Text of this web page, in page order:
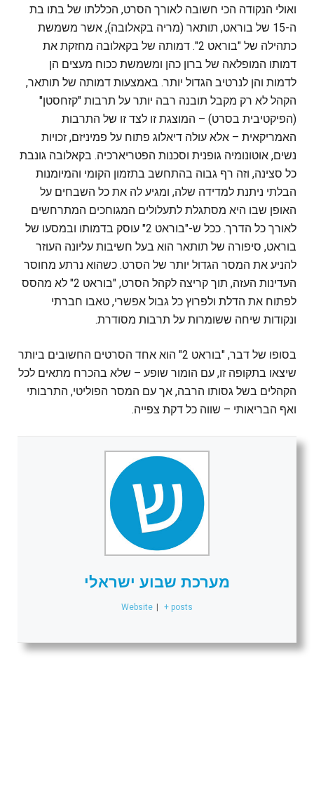
ואולי הנקודה הכי חשובה לאורך הסרט, הכללתו של בתו בת
ה-15 של בוראט, תותאר (מריה בקאלובה), אשר משמשת
כתהילה של "בוראט 2". דמותה של בקאלובה מחזקת את
דמותו המופלאה של ברון כהן ומשמשת ככוח מעצים הן
לדמות והן לנרטיב הגדול יותר. באמצעות דמותה של תותאר,
הקהל לא רק מקבל תובנה רבה יותר על תרבות "קזחסטן"
(הפיקטיבית בסרט) – המוצגת זו לצד זו של התרבות
האמריקאית – אלא עולה דיאלוג פתוח על פמיניזם, זכויות
נשים, אוטונומיה גופנית וסכנות הפטריארכיה. בקאלובה גונבת
כל סצינה, וזה רף גבוה בהתחשב בתזמון הקומי והמיומנות
הבלתי ניתנת למדידה שלה, ומגיע לה את כל השבחים על
האופן שבו היא מסתגלת לתעלולים המגוחכים המתרחשים
לאורך כל הדרך. ככל ש-"בוראט 2" עוסק בדמותו ובמסעו של
בוראט, סיפורה של תותאר הוא בעל חשיבות עליונה העוזר
להניע את המסר הגדול יותר של הסרט. כשהוא נרתע מחוסר
העדינות העזה, תוך קריצה לקהל הסרט, "בוראט 2" לא מהסס
לפתוח את הדלת ולפרוץ כל גבול אפשרי, טאבו חברתי
ונקודות שיחה ששומרות על תרבות מסודרת.
בסופו של דבר, "בוראט 2" הוא אחד הסרטים החשובים ביותר
שיצאו בתקופה זו, עם הומור שופע – שלא בהכרח מתאים לכל
הקהלים בשל גסותו הרבה, אך עם המסר הפוליטי, התרבותי
ואף הבריאותי – שווה כל דקת צפייה.
מערכת שבוע ישראלי
Website + posts